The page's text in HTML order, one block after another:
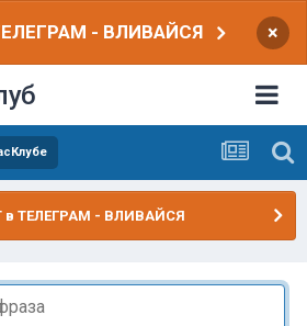
- ВЛИВАЙСЯ ×
в ТЕЛЕГРАМ - ВЛИВАЙСЯ